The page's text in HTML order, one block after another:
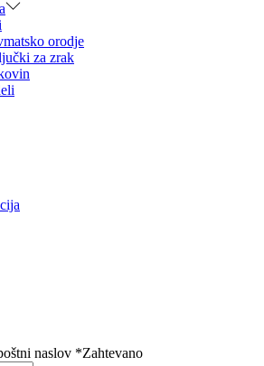
orodje
za zrak
naslov *Zahtevano